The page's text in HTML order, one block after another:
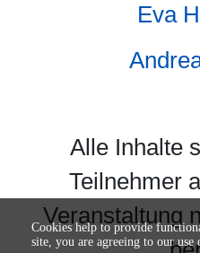
Eva
Alle Inhalte
Teilnehmer
Veranstaltung
Cookies help to provide
site, you are agreeing to our use